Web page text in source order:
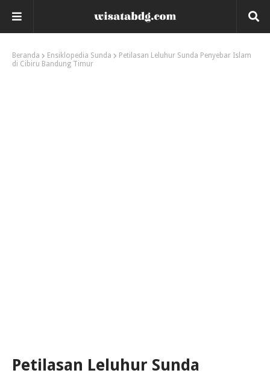
Beranda Ensiklopedia Sunda
Petilasan Leluhur Sunda Penyebar Islam
di Cibiru Bandung Timur
Petilasan Leluhur Sunda